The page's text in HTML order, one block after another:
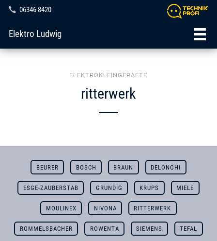
06346 8420
Elektro Ludwig
ELEKTROKLEINGERAETE
ritterwerk
BEURER BOSCH BRAUN DELONGHI
ESGE-ZAUBERSTAB GRUNDIG KRUPS MIELE
MOULINEX NIVONA RITTERWERK
ROMMELSBACHER ROWENTA SIEMENS TEFAL